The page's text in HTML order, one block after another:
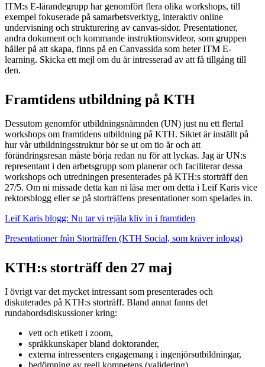
ITM:s E-lärandegrupp har genomfört flera olika workshops, till
exempel fokuserade på samarbetsverktyg, interaktiv online
undervisning och strukturering av canvas-sidor. Presentationer,
andra dokument och kommande instruktionsvideor, som gruppen
håller på att skapa, finns på en Canvassida som heter ITM E-
learning. Skicka ett mejl om du är intresserad av att få tillgång till
den.
Framtidens utbildning på KTH
Dessutom genomför utbildningsnämnden (UN) just nu ett flertal
workshops om framtidens utbildning på KTH. Siktet är inställt på
hur vår utbildningsstruktur bör se ut om tio år och att
förändringsresan måste börja redan nu för att lyckas. Jag är UN:s
representant i den arbetsgrupp som planerar och faciliterar dessa
workshops och utredningen presenterades på KTH:s storträff den
27/5. Om ni missade detta kan ni läsa mer om detta i Leif Karis vice
rektorsblogg eller se på storträffens presentationer som spelades in.
Leif Karis blogg: Nu tar vi rejäla kliv in i framtiden
Presentationer från Storträffen (KTH Social, som kräver inlogg)
KTH:s storträff den 27 maj
I övrigt var det mycket intressant som presenterades och
diskuterades på KTH:s storträff. Bland annat fanns det
rundabordsdiskussioner kring:
vett och etikett i zoom,
språkkunskaper bland doktorander,
externa intressenters engagemang i ingenjörsutbildningar,
bedömning av reell kompetens (validering),